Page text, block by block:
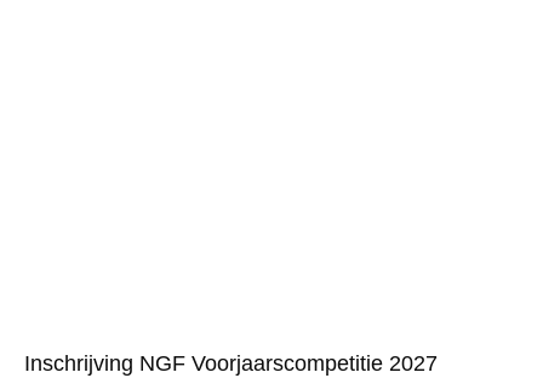
Inschrijving NGF Voorjaarscompetitie 2027